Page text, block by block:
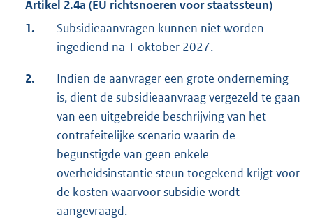
Artikel 2.4a (EU richtsnoeren voor staatssteun)
1.
Subsidieaanvragen kunnen niet worden
ingediend na 1 oktober 2027.
2.
Indien de aanvrager een grote onderneming
is, dient de subsidieaanvraag vergezeld te gaan
van een uitgebreide beschrijving van het
contrafeitelijke scenario waarin de
begunstigde van geen enkele
overheidsinstantie steun toegekend krijgt voor
de kosten waarvoor subsidie wordt
aangevraagd.